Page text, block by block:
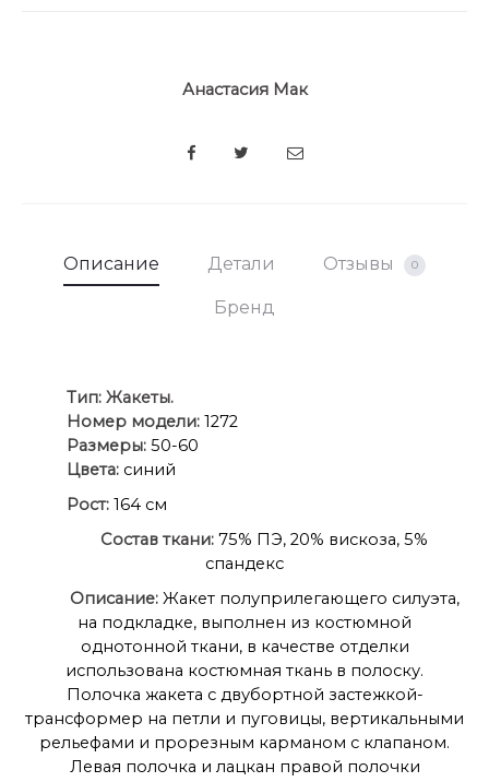
Анастасия Мак
SHARE
Описание Детали Отзывы 0
Бренд
Тип: Жакеты.
Номер модели: 1272
Размеры: 50-60
Цвета: синий
Рост: 164 см
Состав ткани: 75% ПЭ, 20% вискоза, 5%
спандекс
Описание: Жакет полуприлегающего силуэта,
на подкладке, выполнен из костюмной
однотонной ткани, в качестве отделки
использована костюмная ткань в полоску.
Полочка жакета с двубортной застежкой-
трансформер на петли и пуговицы, вертикальными
рельефами и прорезным карманом с клапаном.
Левая полочка и лацкан правой полочки